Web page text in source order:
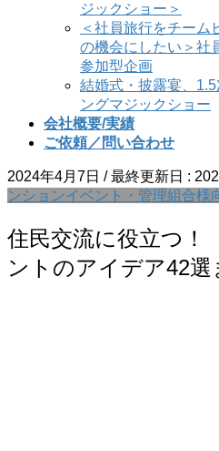
ジックショー＞
＜社員旅行をチーム
の機会にしたい＞
参加型企画
結婚式・披露宴、
ングマジックショー
会社概要/実績
ご依頼／問い合わせ
2024年4月7日 / 最終更新日 :
ンションイベント・管理組合様
住民交流に役立つ
ントのアイデア42選